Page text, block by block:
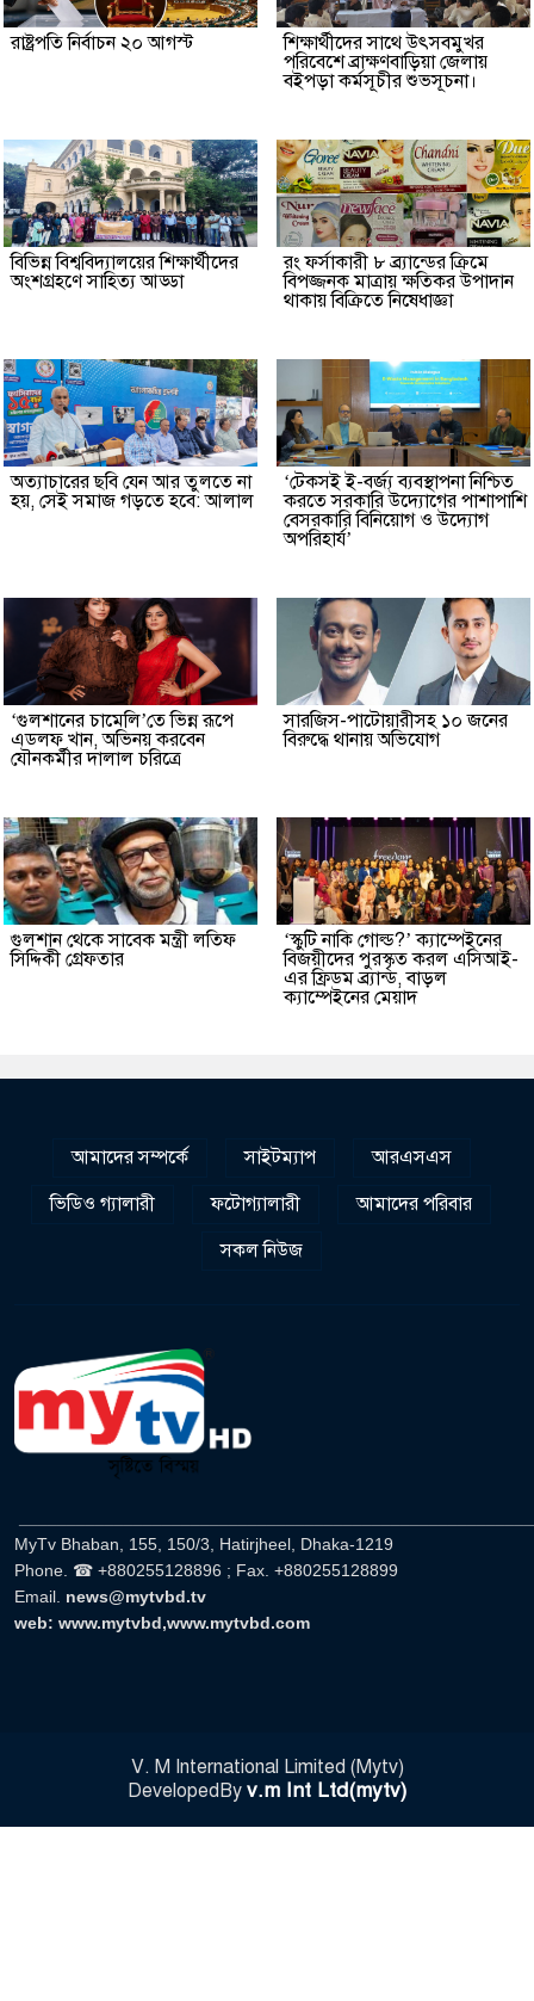
রাষ্ট্রপতি নির্বাচন ২০ আগস্ট
শিক্ষার্থীদের সাথে উৎসবমুখর
পরিবেশে ব্রাক্ষণবাড়িয়া জেলায়
বইপড়া কর্মসূচীর শুভসূচনা।
বিভিন্ন বিশ্ববিদ্যালয়ের শিক্ষার্থীদের
অংশগ্রহণে সাহিত্য আড্ডা
রং ফর্সাকারী ৮ ব্র্যান্ডের ক্রিমে
বিপজ্জনক মাত্রায় ক্ষতিকর উপাদান
থাকায় বিক্রিতে নিষেধাজ্ঞা
অত্যাচারের ছবি যেন আর তুলতে না
হয়, সেই সমাজ গড়তে হবে: আলাল
‘টেকসই ই-বর্জ্য ব্যবস্থাপনা নিশ্চিত
করতে সরকারি উদ্যোগের পাশাপাশি
বেসরকারি বিনিয়োগ ও উদ্যোগ
অপরিহার্য’
‘গুলশানের চামেলি’তে ভিন্ন রূপে
এডলফ খান, অভিনয় করবেন
যৌনকর্মীর দালাল চরিত্রে
সারজিস-পাটোয়ারীসহ ১০ জনের
বিরুদ্ধে থানায় অভিযোগ
গুলশান থেকে সাবেক মন্ত্রী লতিফ
সিদ্দিকী গ্রেফতার
‘স্কুটি নাকি গোল্ড?’ ক্যাম্পেইনের
বিজয়ীদের পুরস্কৃত করল এসিআই-
এর ফ্রিডম ব্র্যান্ড, বাড়ল
ক্যাম্পেইনের মেয়াদ
আমাদের সম্পর্কে সাইটম্যাপ
আরএসএস
ভিডিও গ্যালারী
ফটোগ্যালারী
আমাদের পরিবার
সকল নিউজ
MyTv Bhaban, 155, 150/3, Hatirjheel, Dhaka-1219
Phone. ☎ +880255128896 ; Fax. +880255128899
Email. news@mytvbd.tv
web: www.mytvbd,www.mytvbd.com
V. M International Limited (Mytv)
DevelopedBy v.m Int Ltd(mytv)